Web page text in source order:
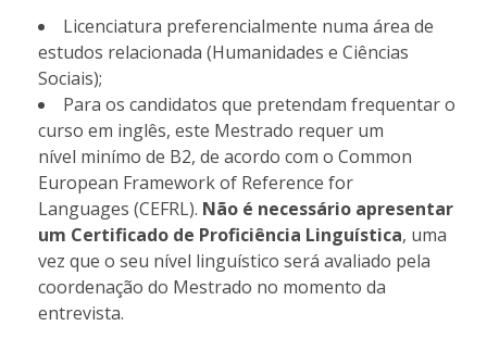
Licenciatura preferencialmente numa área de
estudos relacionada (Humanidades e Ciências
Sociais);
Para os candidatos que pretendam frequentar o
curso em inglês, este Mestrado requer um
nível minímo de B2, de acordo com o Common
European Framework of Reference for
Languages (CEFRL). Não é necessário apresentar
um Certificado de Proficiência Linguística, uma
vez que o seu nível linguístico será avaliado pela
coordenação do Mestrado no momento da
entrevista.